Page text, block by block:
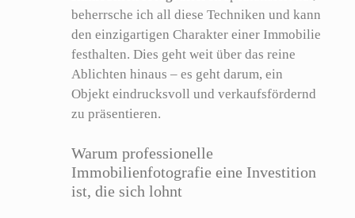
beherrsche ich all diese Techniken und kann
den einzigartigen Charakter einer Immobilie
festhalten. Dies geht weit über das reine
Ablichten hinaus – es geht darum, ein
Objekt eindrucksvoll und verkaufsfördernd
zu präsentieren.
Warum professionelle
Immobilienfotografie eine Investition
ist, die sich lohnt